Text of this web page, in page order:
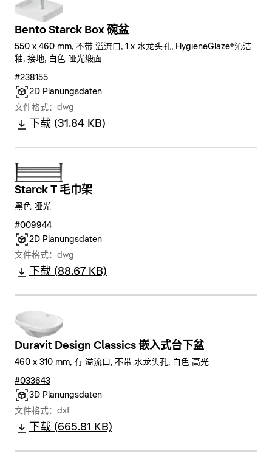
Bento Starck Box 碗盆
550 x 460 mm, 不带 溢流口, 1 x 水龙头孔, HygieneGlaze®沁洁
釉, 接地, 白色 哑光缎面
#238155
2D Planungsdaten
文件格式：dwg
下载 (31.84 KB)
Starck T 毛巾架
黑色 哑光
#009944
2D Planungsdaten
文件格式：dwg
下载 (88.67 KB)
Duravit Design Classics 嵌入式台下盆
460 x 310 mm, 有 溢流口, 不带 水龙头孔, 白色 高光
#033643
3D Planungsdaten
文件格式：dxf
下载 (665.81 KB)